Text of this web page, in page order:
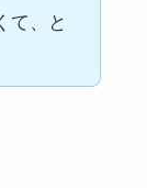
て、と